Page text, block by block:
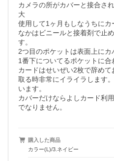
カメラの所がカバーと接合さ
大
使用して1ヶ月もしなうちにカ
なかはビニールと接着剤で止
す。
2つ目のポケットは表面上に
1番下についてるポケットに合
カードはせいぜい2枚で辞めて
取る時非常にイライラします
います。
カバーだけならよしカード利
でなりません。
購入した商品
カラー(L)/3.ネイビー